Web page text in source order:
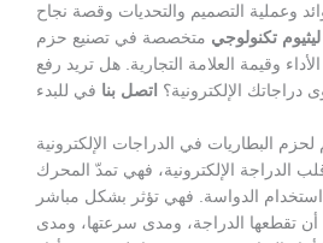
وعملية التصميم والتحديات وقصة نجاح
ليثيوم تكنولوجي متخصصة في تصنيع حزم
وقيمة العلامة التجارية. هل تريد رفع
دراجاتك الإلكترونية؟ اتصل بنا
لحزم البطاريات في الدراجات الإلكترونية
الدراجة الإلكترونية، فهي تمدّ المحرك
الدواسة. فهي تؤثر بشكل مباشر
تقطعها الدراجة، ومدى سرعتها، ومدى